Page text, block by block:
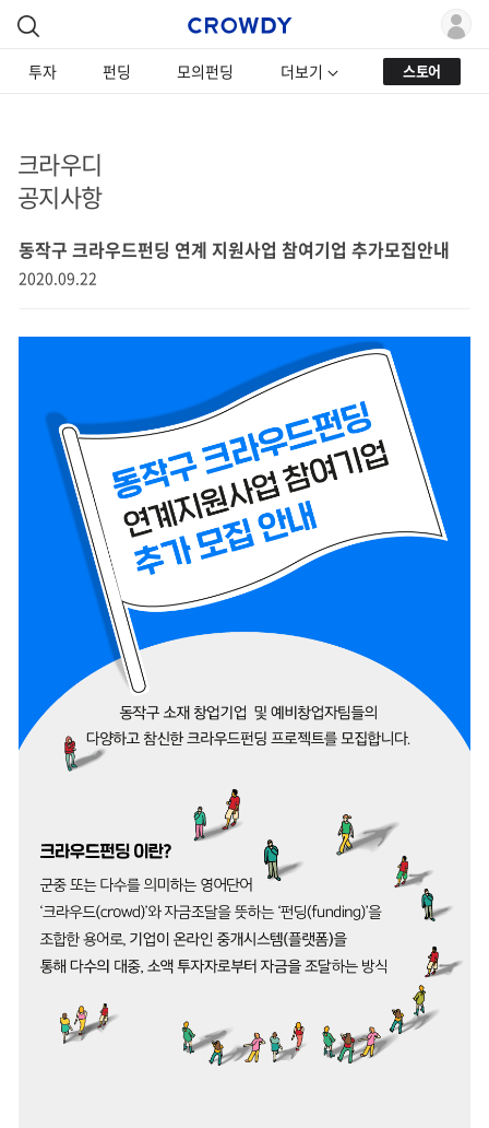
투자 펀딩 모의펀딩 더보기 스토어
크라우디
공지사항
동작구 크라우드펀딩 연계 지원사업 참여기업 추가모집안내
2020.09.22